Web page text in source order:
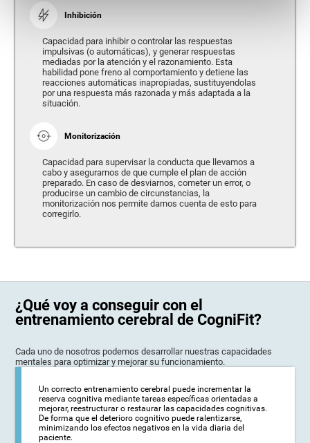
Inhibición
Capacidad para inhibir o controlar las respuestas
impulsivas (o automáticas), y generar respuestas
mediadas por la atención y el razonamiento. Esta
habilidad pone freno al comportamiento y detiene las
reacciones automáticas inapropiadas, sustituyendolas
por una respuesta más razonada y más adaptada a la
situación.
Monitorización
Capacidad para supervisar la conducta que llevamos a
cabo y asegurarnos de que cumple el plan de acción
preparado. En caso de desviarnos, cometer un error, o
producirse un cambio de circunstancias, la
monitorización nos permite darnos cuenta de esto para
corregirlo.
¿Qué voy a conseguir con el
entrenamiento cerebral de CogniFit?
Cada uno de nosotros podemos desarrollar nuestras capacidades
mentales para optimizar y mejorar su funcionamiento.
Un correcto entrenamiento cerebral puede incrementar la
reserva cognitiva mediante tareas específicas orientadas a
mejorar, reestructurar o restaurar las capacidades cognitivas.
De forma que el deterioro cognitivo puede ralentizarse,
minimizando los efectos negativos en la vida diaria del
paciente.